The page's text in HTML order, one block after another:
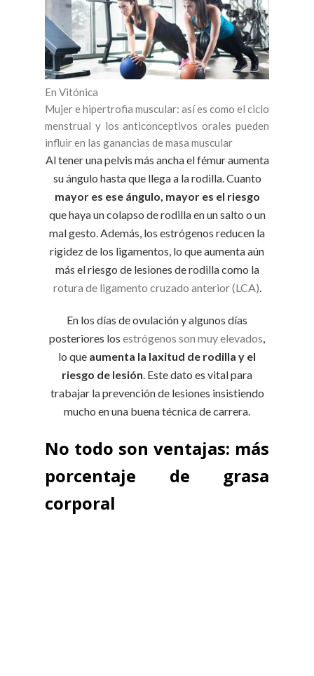
En Vitónica
Mujer e hipertrofia muscular: así es como el ciclo
menstrual y los anticonceptivos orales pueden
influir en las ganancias de masa muscular
Al tener una pelvis más ancha el fémur aumenta
su ángulo hasta que llega a la rodilla. Cuanto
mayor es ese ángulo, mayor es el riesgo
que haya un colapso de rodilla en un salto o un
mal gesto. Además, los estrógenos reducen la
rigidez de los ligamentos, lo que aumenta aún
más el riesgo de lesiones de rodilla como la
rotura de ligamento cruzado anterior (LCA).
En los días de ovulación y algunos días
posteriores los estrógenos son muy elevados,
lo que aumenta la laxitud de rodilla y el
riesgo de lesión. Este dato es vital para
trabajar la prevención de lesiones insistiendo
mucho en una buena técnica de carrera.
No todo son ventajas: más
porcentaje de grasa
corporal